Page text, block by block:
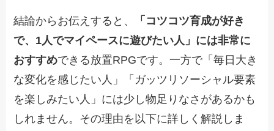
結論からお伝えすると、
「コツコツ育成が好き
で、1人でマイペースに遊びたい人」には非常に
おすすめできる放置RPGです。一方で「毎日大き
な変化を感じたい人」「ガッツリソーシャル要素
を楽しみたい人」には少し物足りなさがあるかも
しれません。その理由を以下に詳しく解説しま